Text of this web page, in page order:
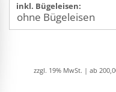
inkl. Bügeleisen:
zzgl. 19% MwSt. | ab